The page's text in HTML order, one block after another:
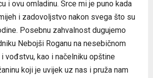
i ovu omladinu. Srce mi je puno kada
i zadovoljstvo nakon svega što su
Posebnu zahvalnost dugujemo
Nebojši Roganu na nesebičnom
i vođstvu, kao i načelniku opštine
koji je uvijek uz nas i pruža nam